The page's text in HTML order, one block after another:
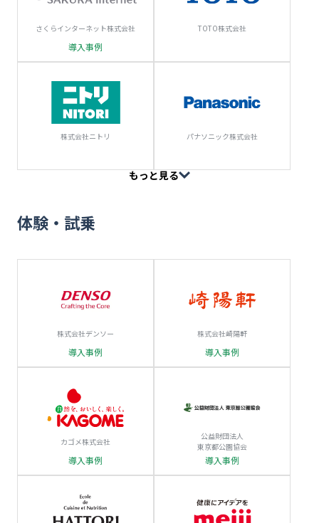
さくらインターネット株式会社
導入事例
TOTO株式会社
株式会社ニトリ パナソニック株式会社
もっと見る
体験・試乗
株式会社デンソー
導入事例
株式会社崎陽軒
導入事例
カゴメ株式会社
導入事例
公益財団法人
東京都公園協会
導入事例